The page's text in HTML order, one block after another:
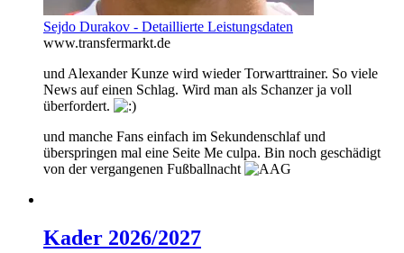
Sejdo Durakov - Detaillierte Leistungsdaten
www.transfermarkt.de
und Alexander Kunze wird wieder Torwarttrainer. So viele
News auf einen Schlag. Wird man als Schanzer ja voll
überfordert.
und manche Fans einfach im Sekundenschlaf und
überspringen mal eine Seite Me culpa. Bin noch geschädigt
von der vergangenen Fußballnacht
Kader 2026/2027